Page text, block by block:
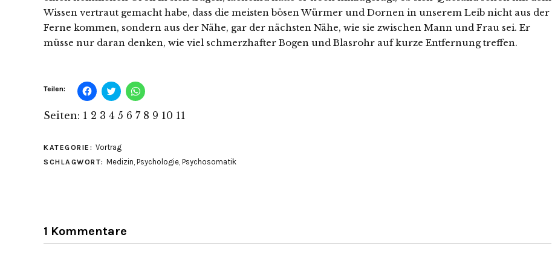
Wissen vertraut gemacht habe, dass die meisten bösen Würmer und Dornen in unserem Leib nicht aus der
Ferne kommen, sondern aus der Nähe, gar der nächsten Nähe, wie sie zwischen Mann und Frau sei. Er
müsse nur daran denken, wie viel schmerzhafter Bogen und Blasrohr auf kurze Entfernung treffen.
Teilen: Klick,
um
Facebook
zu
in
neuem
Fenster
geöffnet)
Klick,
um
Twitter
zu
in
neuem
Fenster
geöffnet)
Klicken,
um
WhatsApp
zu
Fenster
geöffnet)
Seiten: 1 2 3 4 5 6 7 8 9 10 11
KATEGORIE: Vortrag
SCHLAGWORT: Medizin, Psychologie, Psychosomatik
1 Kommentare